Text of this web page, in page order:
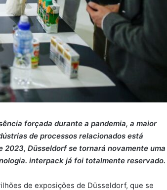
forçada durante a pandemia, a maior
de processos relacionados está
2023, Düsseldorf se tornará novamente uma
interpack já foi totalmente reservado.
de exposições de Düsseldorf, que se